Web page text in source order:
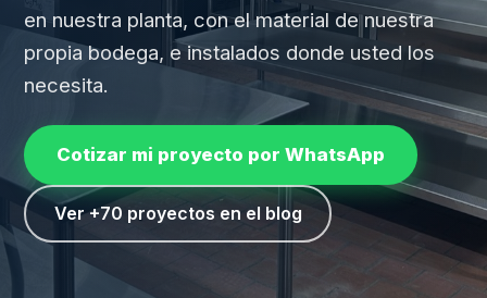
en nuestra planta, con el material de nuestra
propia bodega, e instalados donde usted los
necesita.
Cotizar mi proyecto por WhatsApp
Ver +70 proyectos en el blog